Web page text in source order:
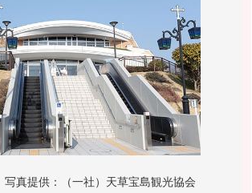
真提供：（一社）天草宝島観光協会